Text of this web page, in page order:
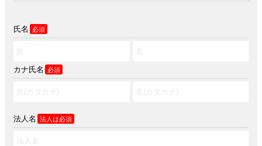
氏名 必須
カナ氏名 必須
法人名 法人は必須